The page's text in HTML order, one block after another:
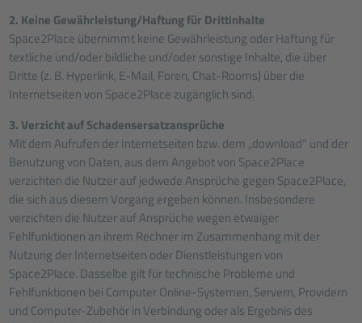
2. Keine Gewährleistung/Haftung für Drittinhalte
Space2Place übernimmt keine Gewährleistung oder Haftung für
textliche und/oder bildliche und/oder sonstige Inhalte, die über
Dritte (z. B. Hyperlink, E-Mail, Foren, Chat-Rooms) über die
Internetseiten von Space2Place zugänglich sind.
3. Verzicht auf Schadensersatzansprüche
Mit dem Aufrufen der Internetseiten bzw. dem „download“ und der
Benutzung von Daten, aus dem Angebot von Space2Place
verzichten die Nutzer auf jedwede Ansprüche gegen Space2Place,
die sich aus diesem Vorgang ergeben können. Insbesondere
verzichten die Nutzer auf Ansprüche wegen etwaiger
Fehlfunktionen an ihrem Rechner im Zusammenhang mit der
Nutzung der Internetseiten oder Dienstleistungen von
Space2Place. Dasselbe gilt für technische Probleme und
Fehlfunktionen bei Computer Online-Systemen, Servern, Providern
und Computer-Zubehör in Verbindung oder als Ergebnis des